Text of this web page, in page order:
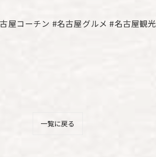
屋コーチン #名古屋グルメ #名古屋観光
一覧に戻る